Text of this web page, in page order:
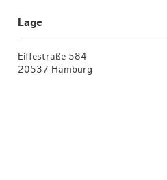
Lage
Eiffestraße 584
20537 Hamburg